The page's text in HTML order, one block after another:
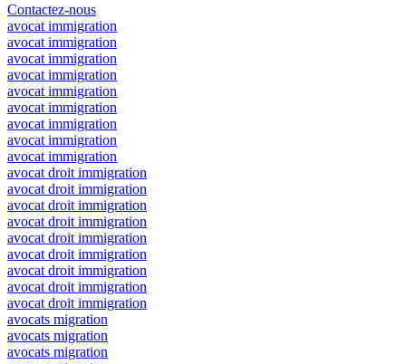
Contactez-nous
avocat immigration
avocat immigration
avocat immigration
avocat immigration
avocat immigration
avocat immigration
avocat immigration
avocat immigration
avocat immigration
avocat droit immigration
avocat droit immigration
avocat droit immigration
avocat droit immigration
avocat droit immigration
avocat droit immigration
avocat droit immigration
avocat droit immigration
avocat droit immigration
avocats migration
avocats migration
avocats migration